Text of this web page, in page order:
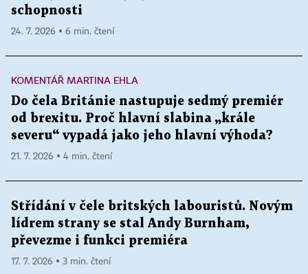
schopnosti
24. 7. 2026 ▪ 6 min. čtení
KOMENTÁŘ MARTINA EHLA
Do čela Británie nastupuje sedmý premiér
od brexitu. Proč hlavní slabina „krále
severu“ vypadá jako jeho hlavní výhoda?
21. 7. 2026 ▪ 4 min. čtení
Střídání v čele britských labouristů. Novým
lídrem strany se stal Andy Burnham,
převezme i funkci premiéra
17. 7. 2026 ▪ 3 min. čtení